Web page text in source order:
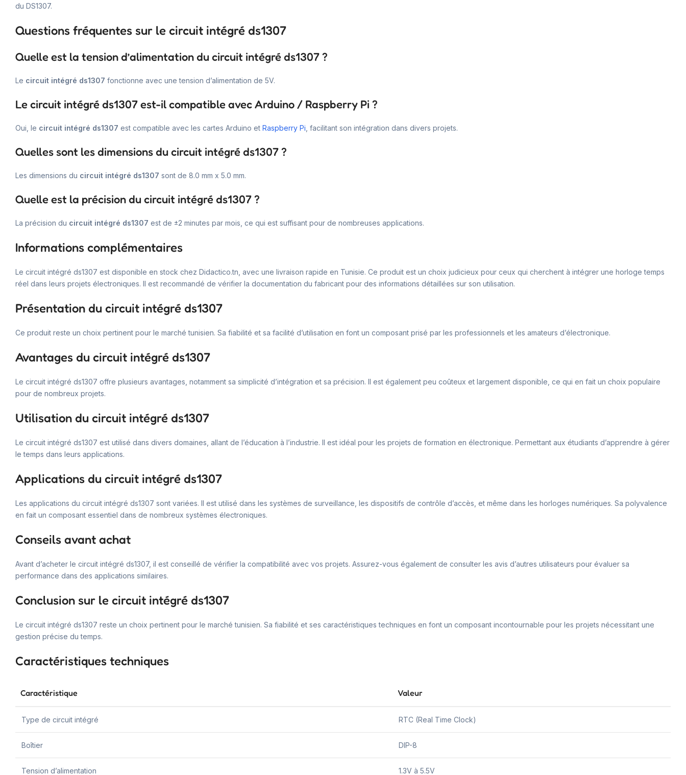
du DS1307.
Questions fréquentes sur le circuit intégré ds1307
Quelle est la tension d’alimentation du circuit intégré ds1307 ?
Le circuit intégré ds1307 fonctionne avec une tension d’alimentation de 5V.
Le circuit intégré ds1307 est-il compatible avec Arduino / Raspberry Pi ?
Oui, le circuit intégré ds1307 est compatible avec les cartes Arduino et Raspberry Pi , facilitant son intégration dans divers projets.
Quelles sont les dimensions du circuit intégré ds1307 ?
Les dimensions du circuit intégré ds1307 sont de 8.0 mm x 5.0 mm.
Quelle est la précision du circuit intégré ds1307 ?
La précision du circuit intégré ds1307 est de ±2 minutes par mois, ce qui est suffisant pour de nombreuses applications.
Informations complémentaires
Le circuit intégré ds1307 est disponible en stock chez Didactico.tn, avec une livraison rapide en Tunisie. Ce produit est un choix judicieux pour ceux qui cherchent à intégrer une horloge temps
réel dans leurs projets électroniques. Il est recommandé de vérifier la documentation du fabricant pour des informations détaillées sur son utilisation.
Présentation du circuit intégré ds1307
Ce produit reste un choix pertinent pour le marché tunisien. Sa fiabilité et sa facilité d’utilisation en font un composant prisé par les professionnels et les amateurs d’électronique.
Avantages du circuit intégré ds1307
Le circuit intégré ds1307 offre plusieurs avantages, notamment sa simplicité d’intégration et sa précision. Il est également peu coûteux et largement disponible, ce qui en fait un choix populaire
pour de nombreux projets.
Utilisation du circuit intégré ds1307
Le circuit intégré ds1307 est utilisé dans divers domaines, allant de l’éducation à l’industrie. Il est idéal pour les projets de formation en électronique. Permettant aux étudiants d’apprendre à gérer
le temps dans leurs applications.
Applications du circuit intégré ds1307
Les applications du circuit intégré ds1307 sont variées. Il est utilisé dans les systèmes de surveillance, les dispositifs de contrôle d’accès, et même dans les horloges numériques. Sa polyvalence
en fait un composant essentiel dans de nombreux systèmes électroniques.
Conseils avant achat
Avant d’acheter le circuit intégré ds1307, il est conseillé de vérifier la compatibilité avec vos projets. Assurez-vous également de consulter les avis d’autres utilisateurs pour évaluer sa
performance dans des applications similaires.
Conclusion sur le circuit intégré ds1307
Le circuit intégré ds1307 reste un choix pertinent pour le marché tunisien. Sa fiabilité et ses caractéristiques techniques en font un composant incontournable pour les projets nécessitant une
gestion précise du temps.
Caractéristiques techniques
Caractéristique Valeur
Type de circuit intégré RTC (Real Time Clock)
Boîtier DIP-8
Tension d’alimentation 1.3V à 5.5V